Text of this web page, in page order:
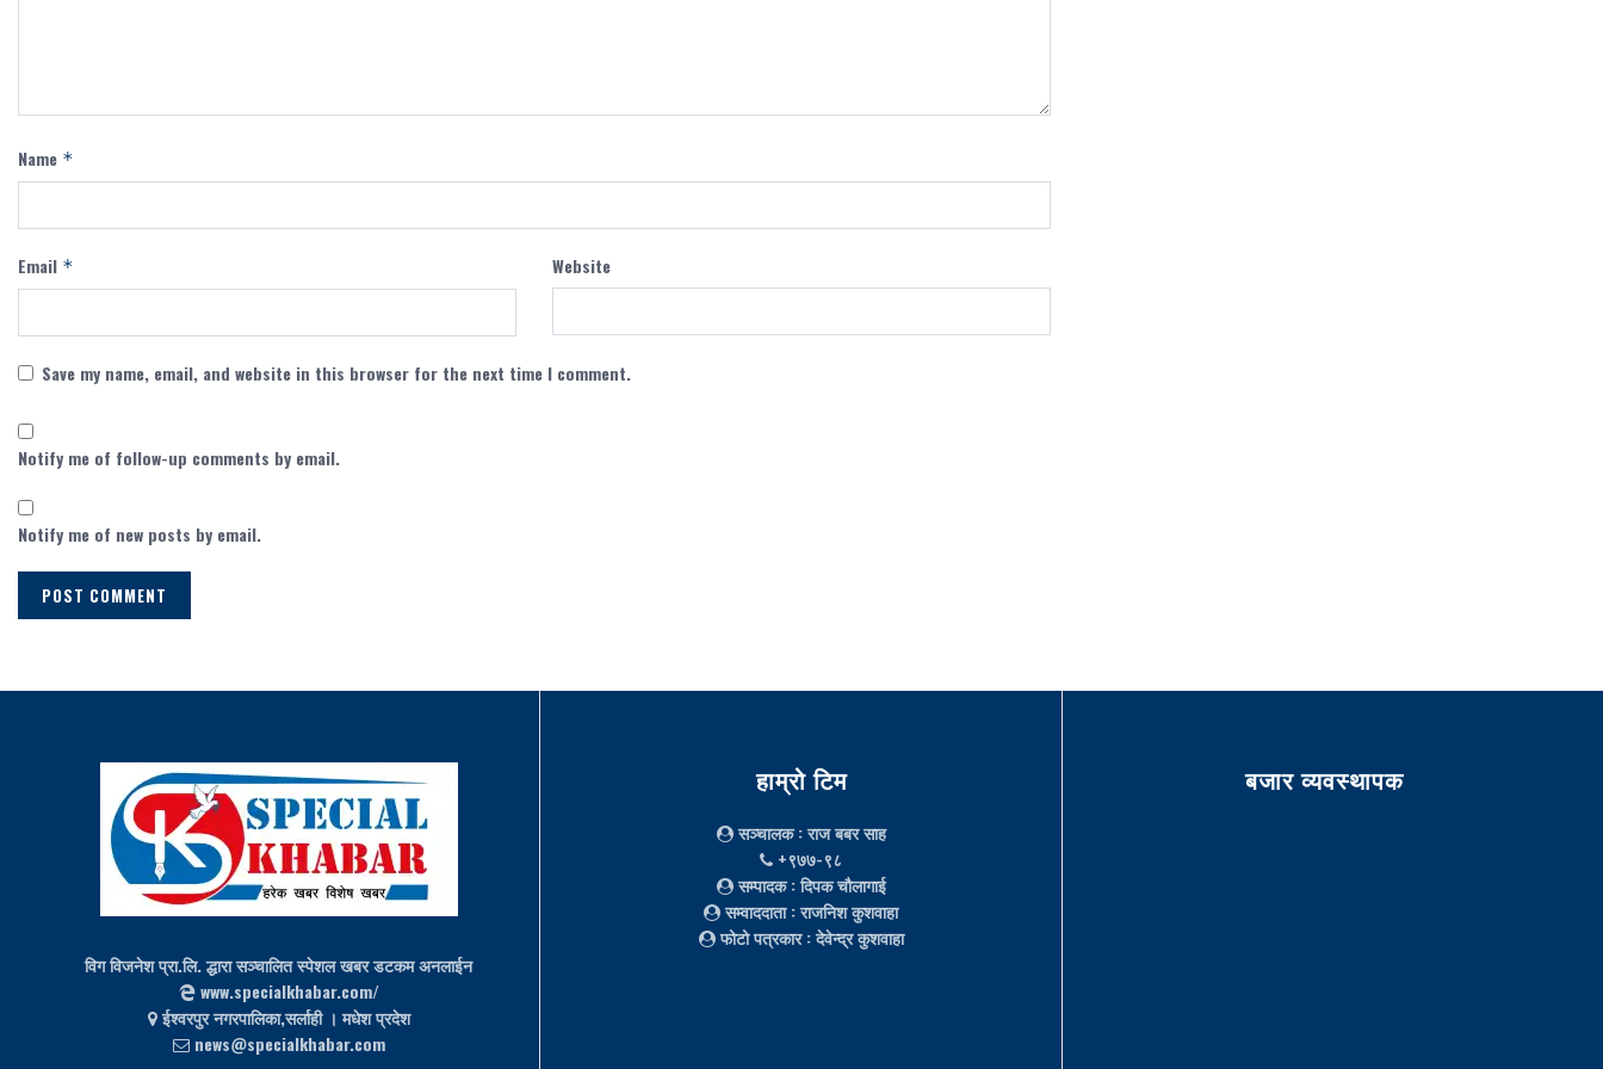
Name *
Email * Website
Save my name, email, and website in this browser for the next time I comment.
Notify me of follow-up comments by email.
Notify me of new posts by email.
विग विजनेश प्रा.लि. द्धारा सञ्चालित स्पेशल खबर डटकम अनलाईन
www.specialkhabar.com/
ईश्‍वरपुर नगरपालिका,सर्लाही । मधेश प्रदेश
news@specialkhabar.com
हाम्रो टिम
सञ्चालक: राज बबर साह
+९७७-९८
सम्पादक: दिपक चौलागाई
सम्वाददाता: राजनिश कुशवाहा
फोटो पत्रकार: देवेन्द्र कुशवाहा
बजार व्यवस्थापक